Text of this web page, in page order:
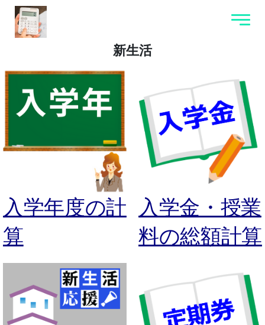
新生活
入学年度の計
算
入学金・授業
料の総額計算